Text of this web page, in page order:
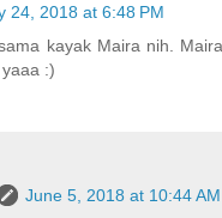
24, 2018 at 6:48 PM
kayak Maira nih.
:)
June 5, 2018 at 10:44 AM